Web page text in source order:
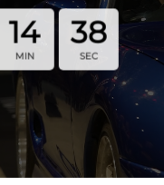
14
MIN
38
SEC